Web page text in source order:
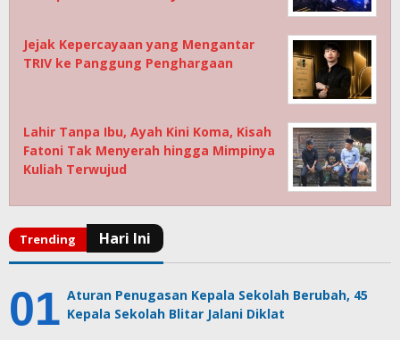
Jejak Kepercayaan yang Mengantar
TRIV ke Panggung Penghargaan
Lahir Tanpa Ibu, Ayah Kini Koma, Kisah
Fatoni Tak Menyerah hingga Mimpinya
Kuliah Terwujud
Aturan Penugasan Kepala Sekolah Berubah, 45
Kepala Sekolah Blitar Jalani Diklat